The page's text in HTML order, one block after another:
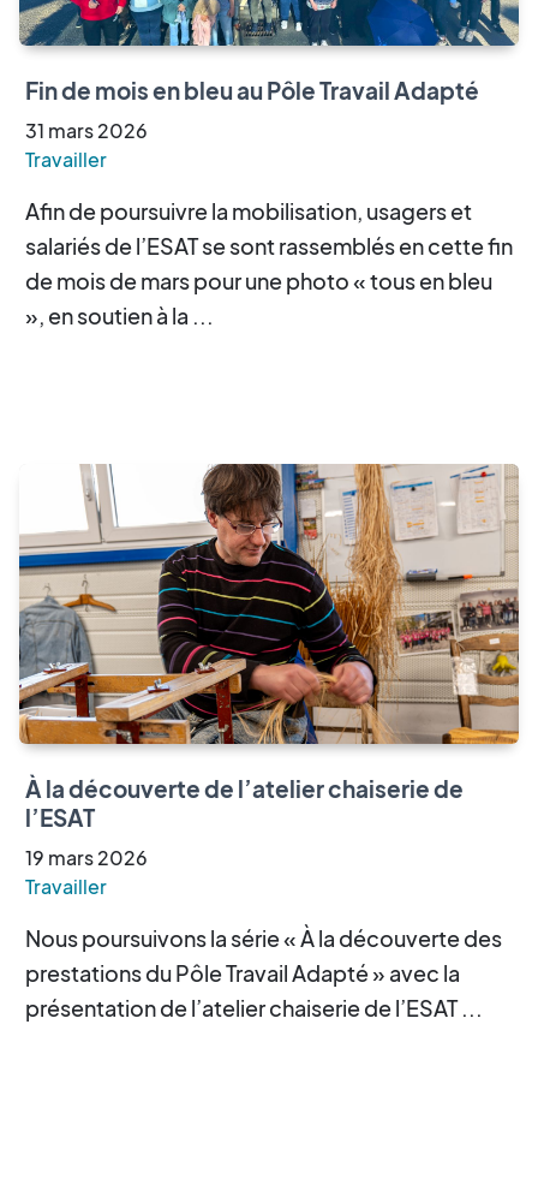
Fin de mois en bleu au Pôle Travail Adapté
31 mars2026
Travailler
Afin de poursuivre la mobilisation, usagers et
salariés de l’ESAT se sont rassemblés en cette fin
de mois de mars pour une photo « tous en bleu
», en soutien à la ...
À la découverte de l’atelier chaiserie de
l’ESAT
19 mars2026
Travailler
Nous poursuivons la série « À la découverte des
prestations du Pôle Travail Adapté » avec la
présentation de l’atelier chaiserie de l’ESAT ...